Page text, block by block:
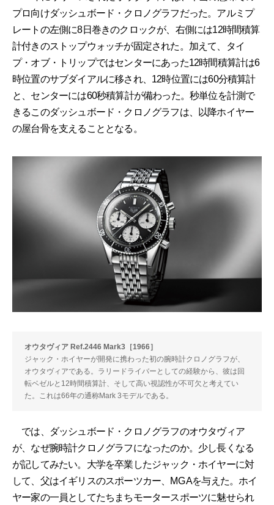
プロ向けダッシュボード・クロノグラフだった。アルミプ
レートの左側に8日巻きのクロックが、右側には12時間積算
計付きのストップウォッチが固定された。加えて、タイ
プ・オブ・トリップではセンターにあった12時間積算計は6
時位置のサブダイアルに移され、12時位置には60分積算計
と、センターには60秒積算計が備わった。秒単位を計測で
きるこのダッシュボード・クロノグラフは、以降ホイヤー
の屋台骨を支えることとなる。
オウタヴィア Ref.2446 Mark3［1966］
ジャック・ホイヤーが開発に携わった初の腕時計クロノグラフが、
オウタヴィアである。ラリードライバーとしての経験から、彼は回
転ベゼルと12時間積算計、そして高い視認性が不可欠と考えてい
た。これは66年の通称Mark 3モデルである。
では、ダッシュボード・クロノグラフのオウタヴィア
が、なぜ腕時計クロノグラフになったのか。少し長くなる
が記してみたい。大学を卒業したジャック・ホイヤーに対
して、父はイギリスのスポーツカー、MG Aを与えた。ホイ
ヤー家の一員としてたちまちモータースポーツに魅せられ